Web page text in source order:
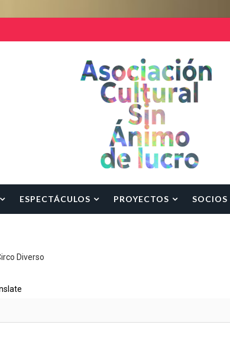
ESPECTÁCULOS PROYECTOS SOCIOS
Diverso